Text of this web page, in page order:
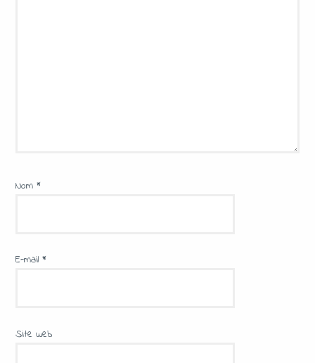
Nom*
E-mail*
Site web